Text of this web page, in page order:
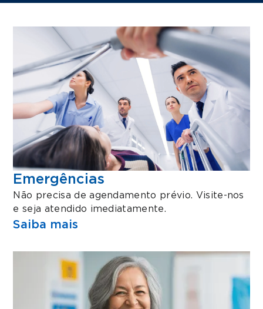
Emergências
Não precisa de agendamento prévio. Visite-nos
e seja atendido imediatamente.
Saiba mais